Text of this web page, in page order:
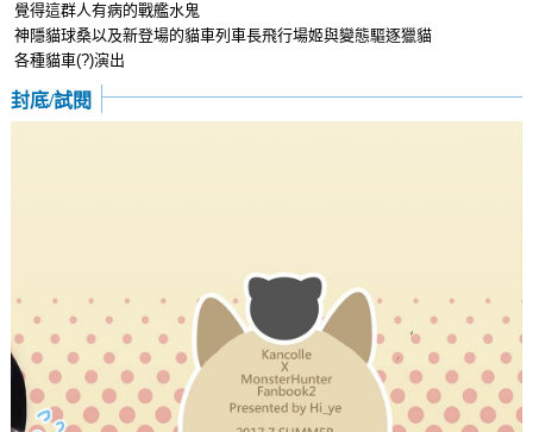
覺得這群人有病的戰艦水鬼
神隱貓球桑以及新登場的貓車列車長飛行場姬與變態驅逐獵貓
各種貓車(?)演出
封底/試閱